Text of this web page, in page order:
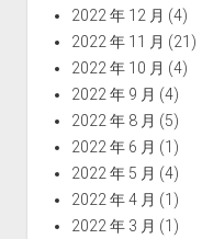
2022 年 12 月 (4)
2022 年 11 月 (21)
2022 年 10 月 (4)
2022 年 9 月 (4)
2022 年 8 月 (5)
2022 年 6 月 (1)
2022 年 5 月 (4)
2022 年 4 月 (1)
2022 年 3 月 (1)